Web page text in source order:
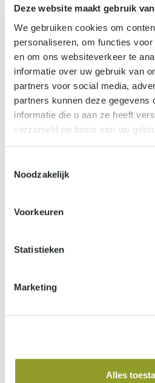
Deze website maakt gebruik
We gebruiken cookies om
personaliseren, om functies
en om ons websiteverkeer te
informatie over uw gebruik van
partners voor social media,
partners kunnen deze gegevens
informatie die u aan ze heeft
verzameld op basis van uw
Noodzakelijk
Voorkeuren
Statistieken
Marketing
Alles
entiteiten
Budgettaire controle tot op